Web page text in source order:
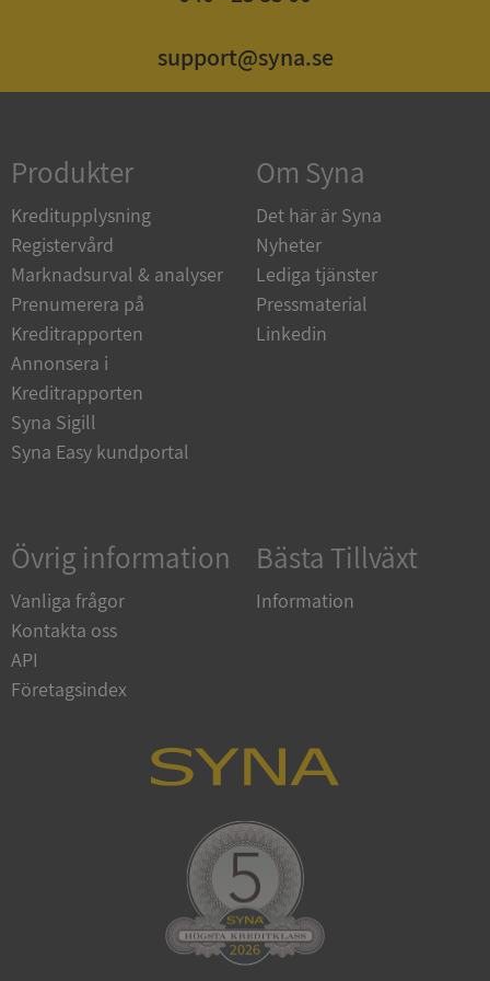
support@syna.se
Produkter
Kreditupplysning
Registervård
Marknadsurval & analyser
Prenumerera på
Kreditrapporten
Annonsera i
Kreditrapporten
Syna Sigill
Syna Easy kundportal
Om Syna
Det här är Syna
Nyheter
Lediga tjänster
Pressmaterial
Linkedin
Övrig information
Vanliga frågor
Kontakta oss
API
Företagsindex
Bästa Tillväxt
Information
kärnwebbplatsfunktioner som användarinloggning
och kontohantering. Webbplatsen kan inte
användas ordentligt utan strikt nödvändiga cookies.
Namn
Leverantör
Domän
__RequestVerificationToken
Microsoft
Corporation
de.syna.se
.youtube.com
de.syna.se
Google
Privacy Policy